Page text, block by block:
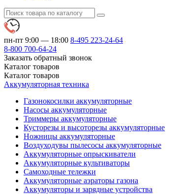
пн-пт 9:00 — 18:00 8-495 223-24-64
8-800 700-64-24
Заказать обратный звонок
Каталог товаров
Каталог товаров
Аккумуляторная техника
Газонокосилки аккумуляторные
Насосы аккумуляторные
Триммеры аккумуляторные
Кусторезы и высоторезы аккумуляторные
Ножницы аккумуляторные
Воздуходувы пылесосы аккумуляторные
Аккумуляторные опрыскиватели
Аккумуляторные культиваторы
Самоходные тележки
Аккумуляторные аэраторы газона
Аккумуляторы и зарядные устройства